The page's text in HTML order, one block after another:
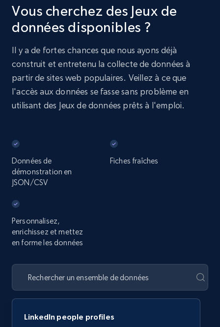
Vous cherchez des Jeux de
données disponibles ?
Il y a de fortes chances que nous ayons déjà
construit et entretenu la collecte de données à
partir de sites web populaires. Veillez à ce que
l'accès aux données se fasse sans problème en
utilisant des Jeux de données prêts à l'emploi.
Données de
démonstration en
JSON/CSV
Fiches fraîches
Personnalisez,
enrichissez et mettez
en forme les données
LinkedIn people profiles